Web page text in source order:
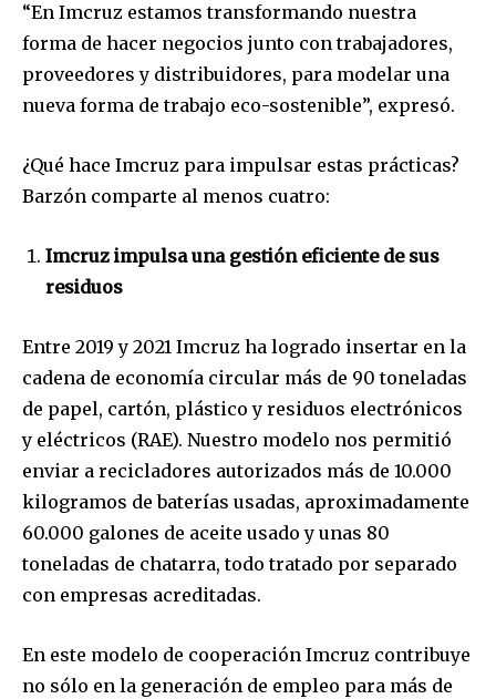
“En Imcruz estamos transformando nuestra
forma de hacer negocios junto con trabajadores,
proveedores y distribuidores, para modelar una
nueva forma de trabajo eco-sostenible”, expresó.
¿Qué hace Imcruz para impulsar estas prácticas?
Barzón comparte al menos cuatro:
Imcruz impulsa una gestión eficiente de sus
residuos
Entre 2019 y 2021 Imcruz ha logrado insertar en la
cadena de economía circular más de 90 toneladas
de papel, cartón, plástico y residuos electrónicos
y eléctricos (RAE). Nuestro modelo nos permitió
enviar a recicladores autorizados más de 10.000
kilogramos de baterías usadas, aproximadamente
60.000 galones de aceite usado y unas 80
toneladas de chatarra, todo tratado por separado
con empresas acreditadas.
En este modelo de cooperación Imcruz contribuye
no sólo en la generación de empleo para más de